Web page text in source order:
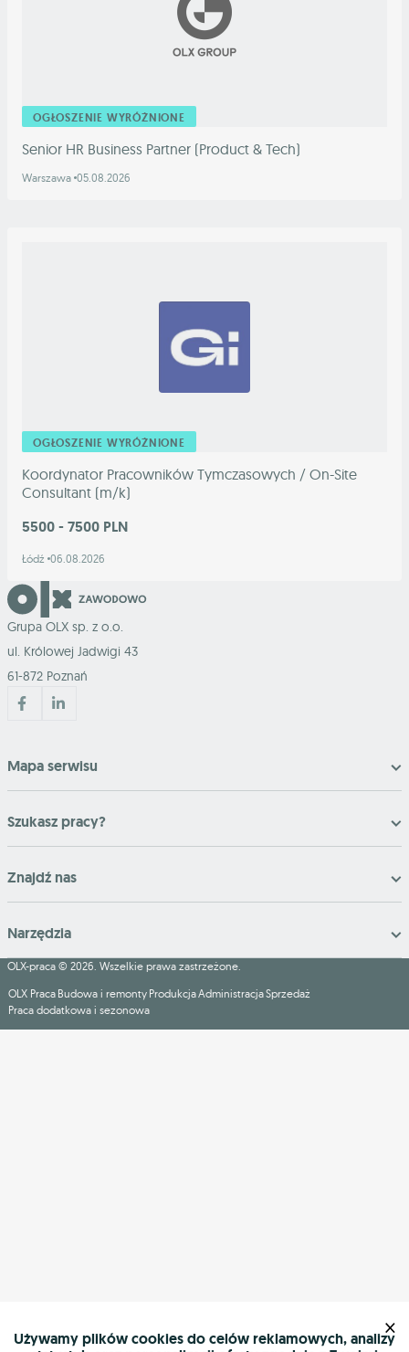
OGŁOSZENIE WYRÓŻNIONE
Senior HR Business Partner (Product & Tech)
Warszawa 05.08.2026
OGŁOSZENIE WYRÓŻNIONE
Koordynator Pracowników Tymczasowych / On-Site
Consultant (m/k)
5500 - 7500 PLN
Łódź 06.08.2026
Grupa OLX sp. z o.o.
ul. Królowej Jadwigi 43
61-872 Poznań
Mapa serwisu
Szukasz pracy?
Znajdź nas
Narzędzia
OLX-praca © 2026. Wszelkie prawa zastrzeżone.
OLX Praca Budowa i remonty ProdukcjaAdministracjaSprzedaż
Praca dodatkowa i sezonowa
Używamy plików cookies do celów reklamowych, analizy
×